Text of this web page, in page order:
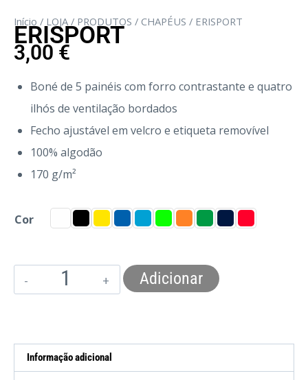
Início / LOJA / PRODUTOS / CHAPÉUS / ERISPORT
ERISPORT
3,00 €
Boné de 5 painéis com forro contrastante e quatro
ilhós de ventilação bordados
Fecho ajustável em velcro e etiqueta removível
100% algodão
170 g/m²
Cor
Adicionar
Informação adicional